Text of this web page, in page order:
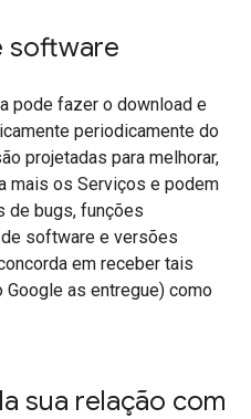
software
pode fazer o download e
periodicamente do
projetadas para melhorar,
mais os Serviços e podem
de bugs, funções
software e versões
em receber tais
as entregue) como
sua relação com